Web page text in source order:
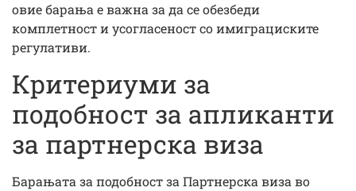
овие барања е важна за да се обезбеди
комплетност и усогласеност со имиграциските
регулативи.
Критериуми за
подобност за апликанти
за партнерска виза
Барањата за подобност за Партнерска виза во